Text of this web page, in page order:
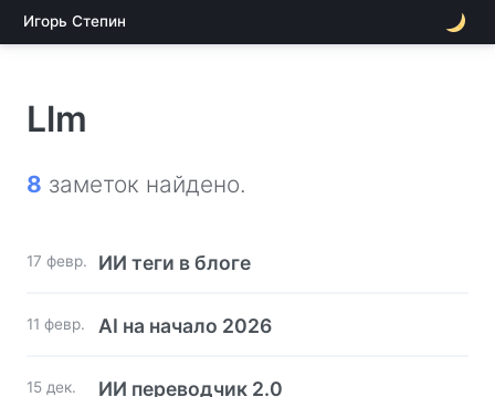
Игорь Степин
Llm
8 заметок найдено.
17 февр. ИИ теги в блоге
11 февр. AI на начало 2026
15 дек. ИИ переводчик 2.0